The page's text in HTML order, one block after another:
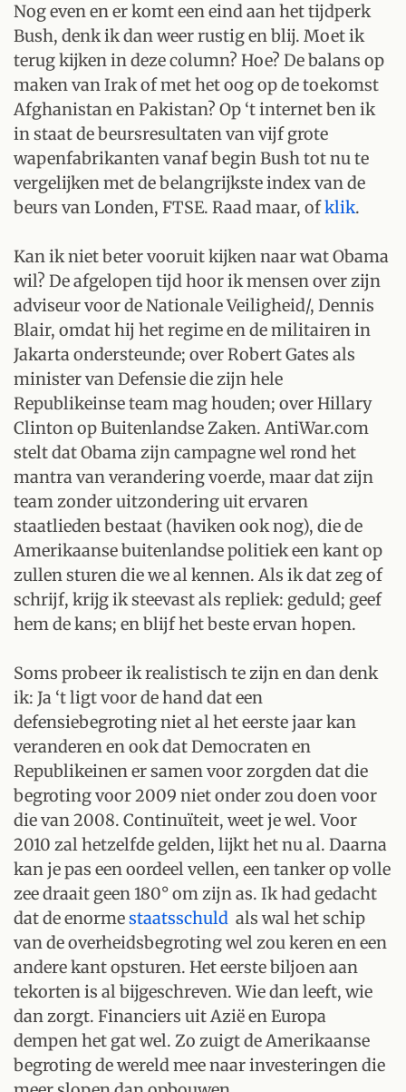
Nog even en er komt een eind aan het tijdperk
Bush, denk ik dan weer rustig en blij. Moet ik
terug kijken in deze column? Hoe? De balans op
maken van Irak of met het oog op de toekomst
Afghanistan en Pakistan? Op ‘t internet ben ik
in staat de beursresultaten van vijf grote
wapenfabrikanten vanaf begin Bush tot nu te
vergelijken met de belangrijkste index van de
beurs van Londen, FTSE. Raad maar, ofklik.
Kan ik niet beter vooruit kijken naar wat Obama
wil? De afgelopen tijd hoor ik mensen over zijn
adviseur voor de Nationale Veiligheid/, Dennis
Blair, omdat hij het regime en de militairen in
Jakarta ondersteunde; over Robert Gates als
minister van Defensie die zijn hele
Republikeinse team mag houden; over Hillary
Clinton op Buitenlandse Zaken. AntiWar.com
stelt dat Obama zijn campagne wel rond het
mantra van verandering voerde, maar dat zijn
team zonder uitzondering uit ervaren
staatlieden bestaat (haviken ook nog), die de
Amerikaanse buitenlandse politiek een kant op
zullen sturen die we al kennen. Als ik dat zeg of
schrijf, krijg ik steevast als repliek: geduld; geef
hem de kans; en blijf het beste ervan hopen.
Soms probeer ik realistisch te zijn en dan denk
ik: Ja ‘t ligt voor de hand dat een
defensiebegroting niet al het eerste jaar kan
veranderen en ook dat Democraten en
Republikeinen er samen voor zorgden dat die
begroting voor 2009 niet onder zou doen voor
die van 2008. Continuïteit, weet je wel. Voor
2010 zal hetzelfde gelden, lijkt het nu al. Daarna
kan je pas een oordeel vellen, een tanker op volle
zee draait geen 180° om zijn as. Ik had gedacht
dat de enormestaatsschuld als wal het schip
van de overheidsbegroting wel zou keren en een
andere kant opsturen. Het eerste biljoen aan
tekorten is al bijgeschreven. Wie dan leeft, wie
dan zorgt. Financiers uit Azië en Europa
dempen het gat wel. Zo zuigt de Amerikaanse
begroting de wereld mee naar investeringen die